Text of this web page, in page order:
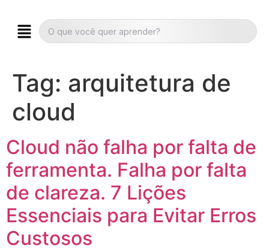
Tag: arquitetura de
cloud
Cloud não falha por falta de
ferramenta. Falha por falta
de clareza. 7 Lições
Essenciais para Evitar Erros
Custosos